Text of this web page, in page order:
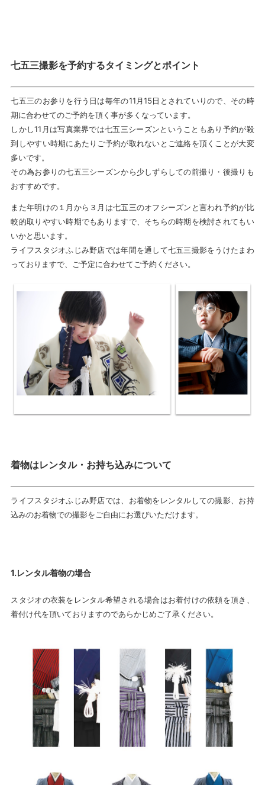
七五三撮影を予約するタイミングとポイント
七五三のお参りを行う日は毎年の11月15日とされていりので、その時
期に合わせてのご予約を頂く事が多くなっています。
しかし11月は写真業界では七五三シーズンということもあり予約が殺
到しやすい時期にあたりご予約が取れないとご連絡を頂くことが大変
多いです。
その為お参りの七五三シーズンから少しずらしての前撮り・後撮りも
おすすめです。
また年明けの１月から３月は七五三のオフシーズンと言われ予約が比
較的取りやすい時期でもありますで、そちらの時期を検討されてもい
いかと思います。
ライフスタジオふじみ野店では年間を通して七五三撮影をうけたまわ
っておりますで、ご予定に合わせてご予約ください。
着物はレンタル・お持ち込みについて
ライフスタジオふじみ野店では、お着物をレンタルしての撮影、お持
込みのお着物での撮影をご自由にお選びいただけます。
1.レンタル着物の場合
スタジオの衣装をレンタル希望される場合はお着付けの依頼を頂き、
着付け代を頂いておりますのであらかじめご了承ください。